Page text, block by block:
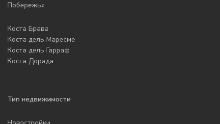
Побережья
Коста Брава
Коста дель Маресме
Коста дель Гарраф
Коста Дорада
Тип недвижимости